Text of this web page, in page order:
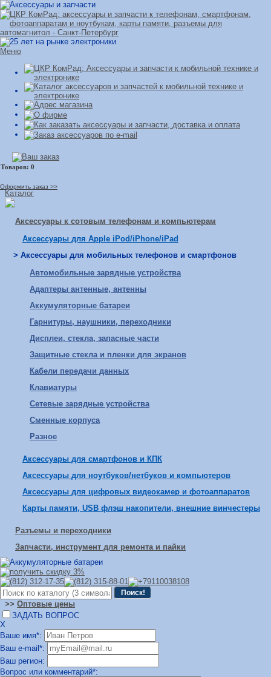
Меню
Оформить заказ >>
Каталог
Аксессуары к сотовым телефонам и компьютерам
Аксессуары для Apple iPod/iPhone/iPad
> Аксессуары для мобильных телефонов и смартфонов
Автомобильные зарядные устройства
Адаптеры антенные, антенны
Аккумуляторные батареи
Гарнитуры, наушники, переходники
Дисплеи, стекла, запасные части
Защитные стекла и пленки для экранов
Кабели передачи данных
Клавиатуры
Сетевые зарядные устройства
Сменные корпуса
Разное
Аксессуары для смартфонов и КПК
Аксессуары для ноутбуков/нетбуков и компьютеров
Аксессуары для цифровых видеокамер и фотоаппаратов
Карты памяти, USB флэш накопители, внешние винчестеры
Разъемы и переходники
Запчасти, инструмент для ремонта и пайки
>> Оптовые цены
ЗАДАТЬ ВОПРОС
Х
Ваше имя*:
Ваш e-mail*:
Ваш регион:
Вопрос или комментарий*: